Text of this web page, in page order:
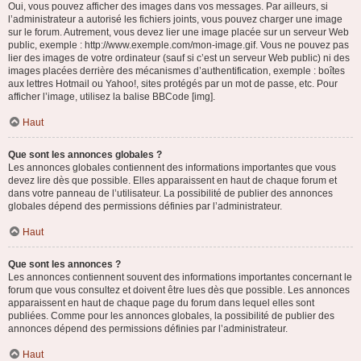
Oui, vous pouvez afficher des images dans vos messages. Par ailleurs, si
l’administrateur a autorisé les fichiers joints, vous pouvez charger une image
sur le forum. Autrement, vous devez lier une image placée sur un serveur Web
public, exemple : http://www.exemple.com/mon-image.gif. Vous ne pouvez pas
lier des images de votre ordinateur (sauf si c’est un serveur Web public) ni des
images placées derrière des mécanismes d’authentification, exemple : boîtes
aux lettres Hotmail ou Yahoo!, sites protégés par un mot de passe, etc. Pour
afficher l’image, utilisez la balise BBCode [img].
Haut
Que sont les annonces globales ?
Les annonces globales contiennent des informations importantes que vous
devez lire dès que possible. Elles apparaissent en haut de chaque forum et
dans votre panneau de l’utilisateur. La possibilité de publier des annonces
globales dépend des permissions définies par l’administrateur.
Haut
Que sont les annonces ?
Les annonces contiennent souvent des informations importantes concernant le
forum que vous consultez et doivent être lues dès que possible. Les annonces
apparaissent en haut de chaque page du forum dans lequel elles sont
publiées. Comme pour les annonces globales, la possibilité de publier des
annonces dépend des permissions définies par l’administrateur.
Haut